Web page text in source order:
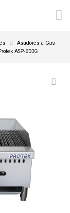
Asadores a Gas
ASP-600G